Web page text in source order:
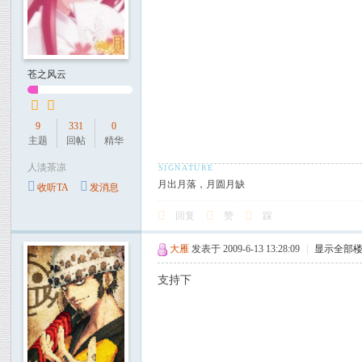
苍之风云
9
主题
331
回帖
0
精华
人淡茶凉
收听TA
发消息 月出月落，月圆月缺
回复 赞 踩
大雁 发表于 2009-6-13 13:28:09 显示全部
支持下